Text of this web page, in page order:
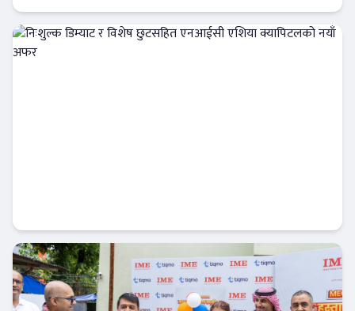
अर्थतन्त्र
बैंक-वित्त